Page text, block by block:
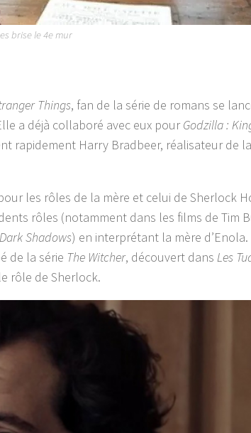
brise le 4e mur
Things, fan de la série de romans se
a déjà collaboré avec eux pourGodzilla :
rapidement Harry Bradbeer, réalisateur de
les rôles de la mère et celui de Sherlock
rôles (notamment dans les films de Tim
Dark Shadows) en interprétant la mère d’Enola.
de la série The Witcher, découvert dans Les
rôle de Sherlock.